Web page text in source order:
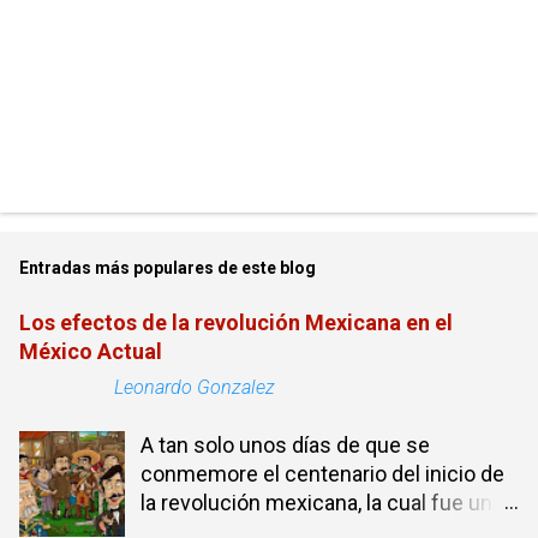
Entradas más populares de este blog
Los efectos de la revolución Mexicana en el
México Actual
Leonardo Gonzalez
A tan solo unos días de que se
conmemore el centenario del inicio de
la revolución mexicana, la cual fue una